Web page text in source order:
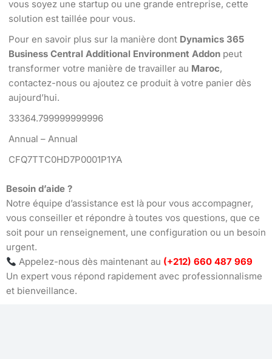
vous soyez une startup ou une grande entreprise, cette
solution est taillée pour vous.
Pour en savoir plus sur la manière dont Dynamics 365
Business Central Additional Environment Addon peut
transformer votre manière de travailler au Maroc,
contactez-nous ou ajoutez ce produit à votre panier dès
aujourd’hui.
33364.799999999996
Annual – Annual
CFQ7TTC0HD7P0001P1YA
Besoin d’aide ?
Notre équipe d’assistance est là pour vous accompagner,
vous conseiller et répondre à toutes vos questions, que ce
soit pour un renseignement, une configuration ou un besoin
urgent.
Appelez-nous dès maintenant au (+212) 660 487 969
Un expert vous répond rapidement avec professionnalisme
et bienveillance.